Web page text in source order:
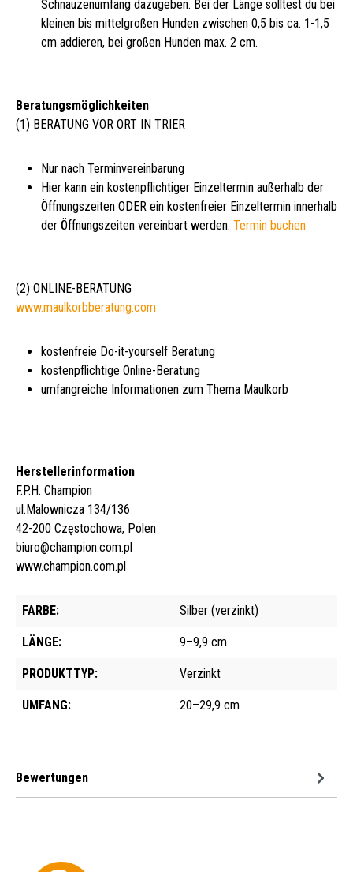
Schnauzenumfang dazugeben. Bei der Länge solltest du bei
kleinen bis mittelgroßen Hunden zwischen 0,5 bis ca. 1-1,5
cm addieren, bei großen Hunden max. 2 cm.
Beratungsmöglichkeiten
(1) BERATUNG VOR ORT IN TRIER
Nur nach Terminvereinbarung
Hier kann ein kostenpflichtiger Einzeltermin außerhalb der
Öffnungszeiten ODER ein kostenfreier Einzeltermin innerhalb
der Öffnungszeiten vereinbart werden: Termin buchen
(2) ONLINE-BERATUNG
www.maulkorbberatung.com
kostenfreie Do-it-yourself Beratung
kostenpflichtige Online-Beratung
umfangreiche Informationen zum Thema Maulkorb
Herstellerinformation
F.P.H. Champion
ul.Malownicza 134/136
42-200 Częstochowa, Polen
biuro@champion.com.pl
www.champion.com.pl
FARBE: Silber (verzinkt)
LÄNGE: 9–9,9 cm
PRODUKTTYP: Verzinkt
UMFANG: 20–29,9 cm
Bewertungen